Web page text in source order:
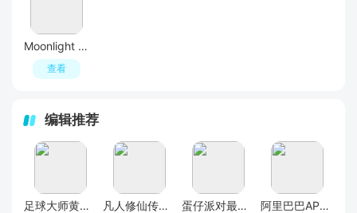
Moonlight Root(n卡手机串流软件安卓版)
查看
编辑推荐
足球大师黄金一代手游 凡人修仙传人界篇手游2026最新版 蛋仔派对最新版 阿里巴巴APP2026官方版